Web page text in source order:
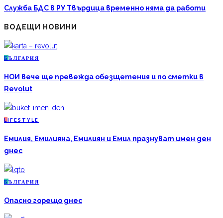
Служба БДС в РУ Твърдица временно няма да работи
ВОДЕЩИ НОВИНИ
Б ЪЛГАРИЯ
НОИ вече ще превежда обезщетения и по сметки в
Revolut
L IFESTYLE
Емилия, Емилияна, Емилиян и Емил празнуват имен ден
днес
Б ЪЛГАРИЯ
Опасно горещо днес